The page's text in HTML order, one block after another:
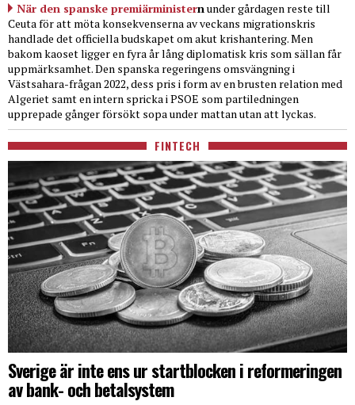
När den spanske premiärministernunder gårdagen reste till
Ceuta för att möta konsekvenserna av veckans migrationskris
handlade det officiella budskapet om akut krishantering. Men
bakom kaoset ligger en fyra år lång diplomatisk kris som sällan får
uppmärksamhet. Den spanska regeringens omsvängning i
Västsahara-frågan 2022, dess pris i form av en brusten relation med
Algeriet samt en intern spricka i PSOE som partiledningen
upprepade gånger försökt sopa under mattan utan att lyckas.
FINTECH
Sverige är inte ens ur startblocken i reformeringen
av bank- och betalsystem